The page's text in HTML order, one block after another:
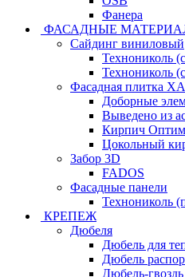
Фанера
ФАСАДНЫЕ
Сайдинг виниловый
Технониколь
Технониколь
Фасадная плитка
Доборные
Выведено из
Кирпич
Цокольный
Забор 3D
FADOS
Фасадные панели
Технониколь
КРЕПЕЖ
Дюбеля
Дюбель для
Дюбель
Дюбель-гвоздь